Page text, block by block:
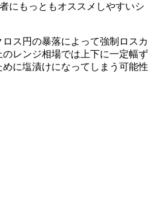
にもっともオススメしやすいシ
ス円の暴落によって強制ロスカ
レンジ相場では上下に一定幅ず
に塩漬けになってしまう可能性